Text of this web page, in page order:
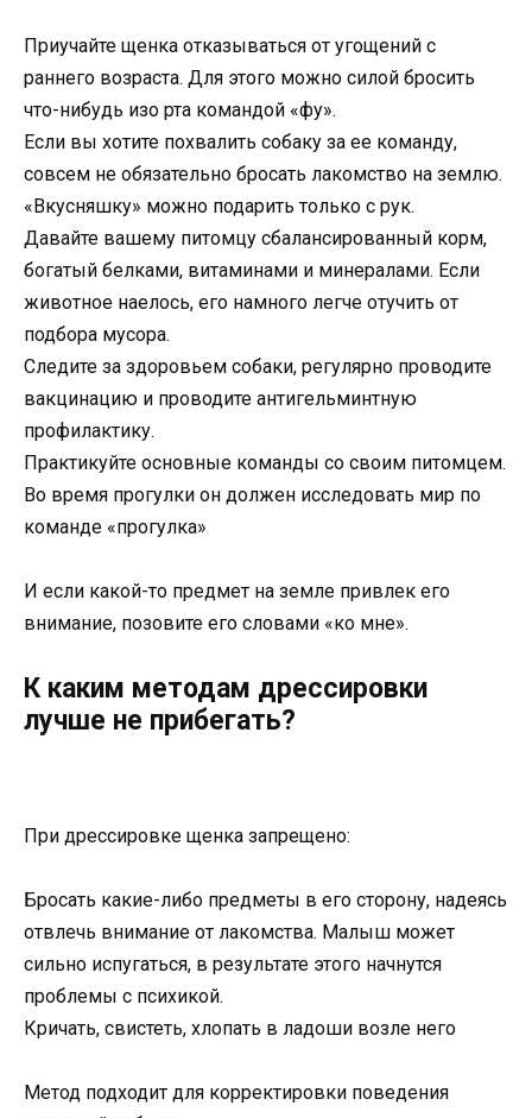
Приучайте щенка отказываться от угощений с
раннего возраста. Для этого можно силой бросить
что-нибудь изо рта командой «фу».
Если вы хотите похвалить собаку за ее команду,
совсем не обязательно бросать лакомство на землю.
«Вкусняшку» можно подарить только с рук.
Давайте вашему питомцу сбалансированный корм,
богатый белками, витаминами и минералами. Если
животное наелось, его намного легче отучить от
подбора мусора.
Следите за здоровьем собаки, регулярно проводите
вакцинацию и проводите антигельминтную
профилактику.
Практикуйте основные команды со своим питомцем.
Во время прогулки он должен исследовать мир по
команде «прогулка»
И если какой-то предмет на земле привлек его
внимание, позовите его словами «ко мне».
К каким методам дрессировки
лучше не прибегать?
При дрессировке щенка запрещено:
Бросать какие-либо предметы в его сторону, надеясь
отвлечь внимание от лакомства. Малыш может
сильно испугаться, в результате этого начнутся
проблемы с психикой.
Кричать, свистеть, хлопать в ладоши возле него
Метод подходит для корректировки поведения